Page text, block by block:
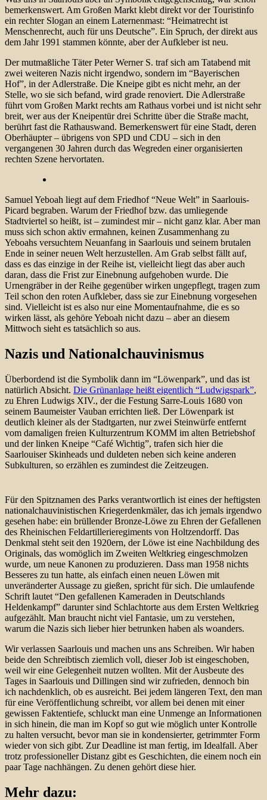
bemerkenswert. Am Großen Markt klebt direkt vor der Touristinfo
ein rechter Slogan an einem Laternenmast: “Heimatrecht ist
Menschenrecht, auch für uns Deutsche”. Ein Spruch, der direkt aus
dem Jahr 1991 stammen könnte, aber der Aufkleber ist neu.
Der mutmaßliche Täter Peter Werner S. traf sich am Tatabend mit
zwei weiteren Nazis nicht irgendwo, sondern im “Bayerischen
Hof”, in der Adlerstraße. Die Kneipe gibt es nicht mehr, an der
Stelle, wo sie sich befand, wird grade renoviert. Die Adlerstraße
führt vom Großen Markt rechts am Rathaus vorbei und ist nicht sehr
breit, wer aus der Kneipentür drei Schritte über die Straße macht,
berührt fast die Rathauswand. Bemerkenswert für eine Stadt, deren
Oberhäupter – übrigens von SPD und CDU – sich in den
vergangenen 30 Jahren durch das Wegreden einer organisierten
rechten Szene hervortaten.
Samuel Yeboah liegt auf dem Friedhof “Neue Welt” in Saarlouis-
Picard begraben. Warum der Friedhof bzw. das umliegende
Stadtviertel so heißt, ist – zumindest mir – nicht ganz klar. Aber man
muss sich schon aktiv ermahnen, keinen Zusammenhang zu
Yeboahs versuchtem Neuanfang in Saarlouis und seinem brutalen
Ende in seiner neuen Welt herzustellen. Am Grab selbst fällt auf,
dass es das einzige in der Reihe ist, vielleicht liegt das aber auch
daran, dass die Frist zur Einebnung aufgehoben wurde. Die
Urnengräber in der Reihe gegenüber wirken ungepflegt, tragen zum
Teil schon den roten Aufkleber, dass sie zur Einebnung vorgesehen
sind. Vielleicht ist es also nur eine Momentaufnahme, die es so
wirken lässt, als gehöre Yeboah nicht dazu – aber an diesem
Mittwoch sieht es tatsächlich so aus.
Nazis und Nationalchauvinismus
Überbordend ist die Symbolik dann im “Löwenpark”, und das ist
natürlich Absicht. Die Grünanlage heißt eigentlich “Ludwigspark”,
zu Ehren Ludwigs XIV., der die Festung Sarre-Louis 1680 von
seinem Baumeister Vauban errichten ließ. Der Löwenpark ist
deutlich kleiner als der Stadtgarten, nur zwei Steinwürfe entfernt
vom damaligen freien Kulturzentrum KOMM im alten Betriebshof
und der linken Kneipe “Café Wichtig”, trafen sich hier die
Saarlouiser Skinheads und duldeten neben sich keine anderen
Subkulturen, so erzählen es zumindest die Zeitzeugen.
Für den Spitznamen des Parks verantwortlich ist eines der heftigsten
nationalchauvinistischen Kriegerdenkmäler, das ich jemals irgendwo
gesehen habe: ein brüllender Bronze-Löwe zu Ehren der Gefallenen
des Rheinischen Feldartillerieregiments von Holtzendorff. Das
Denkmal steht seit den 1920ern, der Löwe ist eine Nachbildung des
Originals, das womöglich im Zweiten Weltkrieg eingeschmolzen
wurde, um neue Kanonen zu produzieren. Dass man 1958 nichts
Besseres zu tun hatte, als einfach einen neuen Löwen mit
unveränderter Aussage zu gießen, spricht für sich. Die umlaufende
Schrift lautet “Den gefallenen Kameraden in Deutschlands
Heldenkampf” darunter sind Schlachtorte aus dem Ersten Weltkrieg
aufgezählt. Man braucht nicht viel Fantasie, um zu verstehen,
warum die Nazis sich lieber hier betrunken haben als woanders.
Wir verlassen Saarlouis und machen uns ans Schreiben. Wir haben
beide den Schreibtisch ziemlich voll, dieser Job ist eingeschoben,
weil wir eine Gelegenheit nutzen wollten. Mit der Ausbeute des
Tages in Saarlouis und Dillingen sind wir zufrieden, dennoch bin
ich nachdenklich, ob es ausreicht. Bei jedem längeren Text, den man
für eine Veröffentlichung schreibt, vor allem bei denen mit einer
gewissen Faktentiefe, schluckt man eine Unmenge an Informationen
in sich hinein, die man im Kopf so gut wie möglich unter Kontrolle
zu halten versucht, bevor man sie in kondensierter, getrimmter Form
wieder von sich gibt. Zur Deadline ist man fertig, im Idealfall. Aber
trotz professioneller Distanz gibt es Geschichten, die einem noch ein
paar Tage nachhängen. Zu denen gehört diese hier.
Mehr dazu: